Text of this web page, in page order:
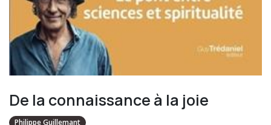
De la connaissance à la joie
Philippe Guillemant